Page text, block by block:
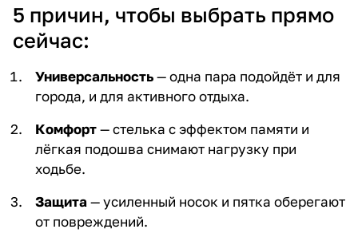
5 причин, чтобы выбрать прямо
сейчас:
Универсальность— одна пара подойдёт и для
города, и для активного отдыха.
Комфорт— стелька с эффектом памяти и
лёгкая подошва снимают нагрузку при
ходьбе.
Защита— усиленный носок и пятка оберегают
от повреждений.